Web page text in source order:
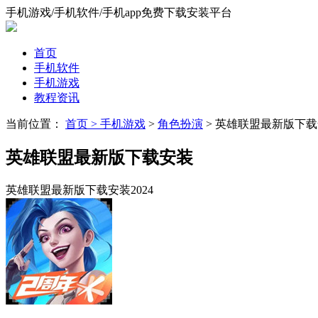
手机游戏/手机软件/手机app免费下载安装平台
首页
手机软件
手机游戏
教程资讯
当前位置： 首页 > 手机游戏 > 角色扮演 > 英雄联盟最新版下
英雄联盟最新版下载安装
英雄联盟最新版下载安装2024